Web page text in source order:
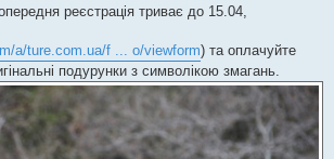
реєстрація триває до 15.04,
a/ture.com.ua/f ... o/viewform) та оплачуйте
подурунки з символікою змагань.